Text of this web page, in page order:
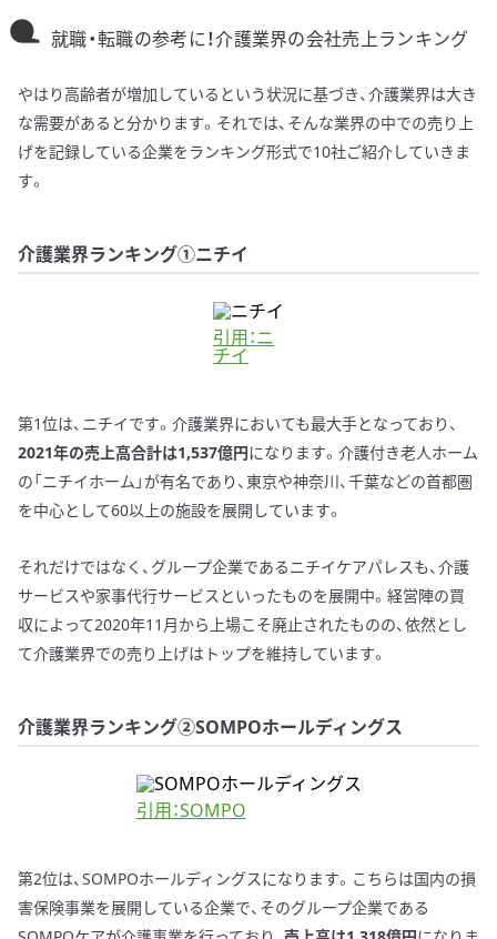
就職・転職の参考に！介護業界の会社売上ランキング
やはり高齢者が増加しているという状況に基づき、介護業界は大き
な需要があると分かります。それでは、そんな業界の中での売り上
げを記録している企業をランキング形式で10社ご紹介していきま
す。
介護業界ランキング①ニチイ
引用：ニ
チイ
第1位は、ニチイです。介護業界においても最大手となっており、
2021年の売上高合計は1,537億円になります。介護付き老人ホーム
の「ニチイホーム」が有名であり、東京や神奈川、千葉などの首都圏
を中心として60以上の施設を展開しています。
それだけではなく、グループ企業であるニチイケアパレスも、介護
サービスや家事代行サービスといったものを展開中。経営陣の買
収によって2020年11月から上場こそ廃止されたものの、依然とし
て介護業界での売り上げはトップを維持しています。
介護業界ランキング②SOMPOホールディングス
引用：SOMPO
第2位は、SOMPOホールディングスになります。こちらは国内の損
害保険事業を展開している企業で、そのグループ企業である